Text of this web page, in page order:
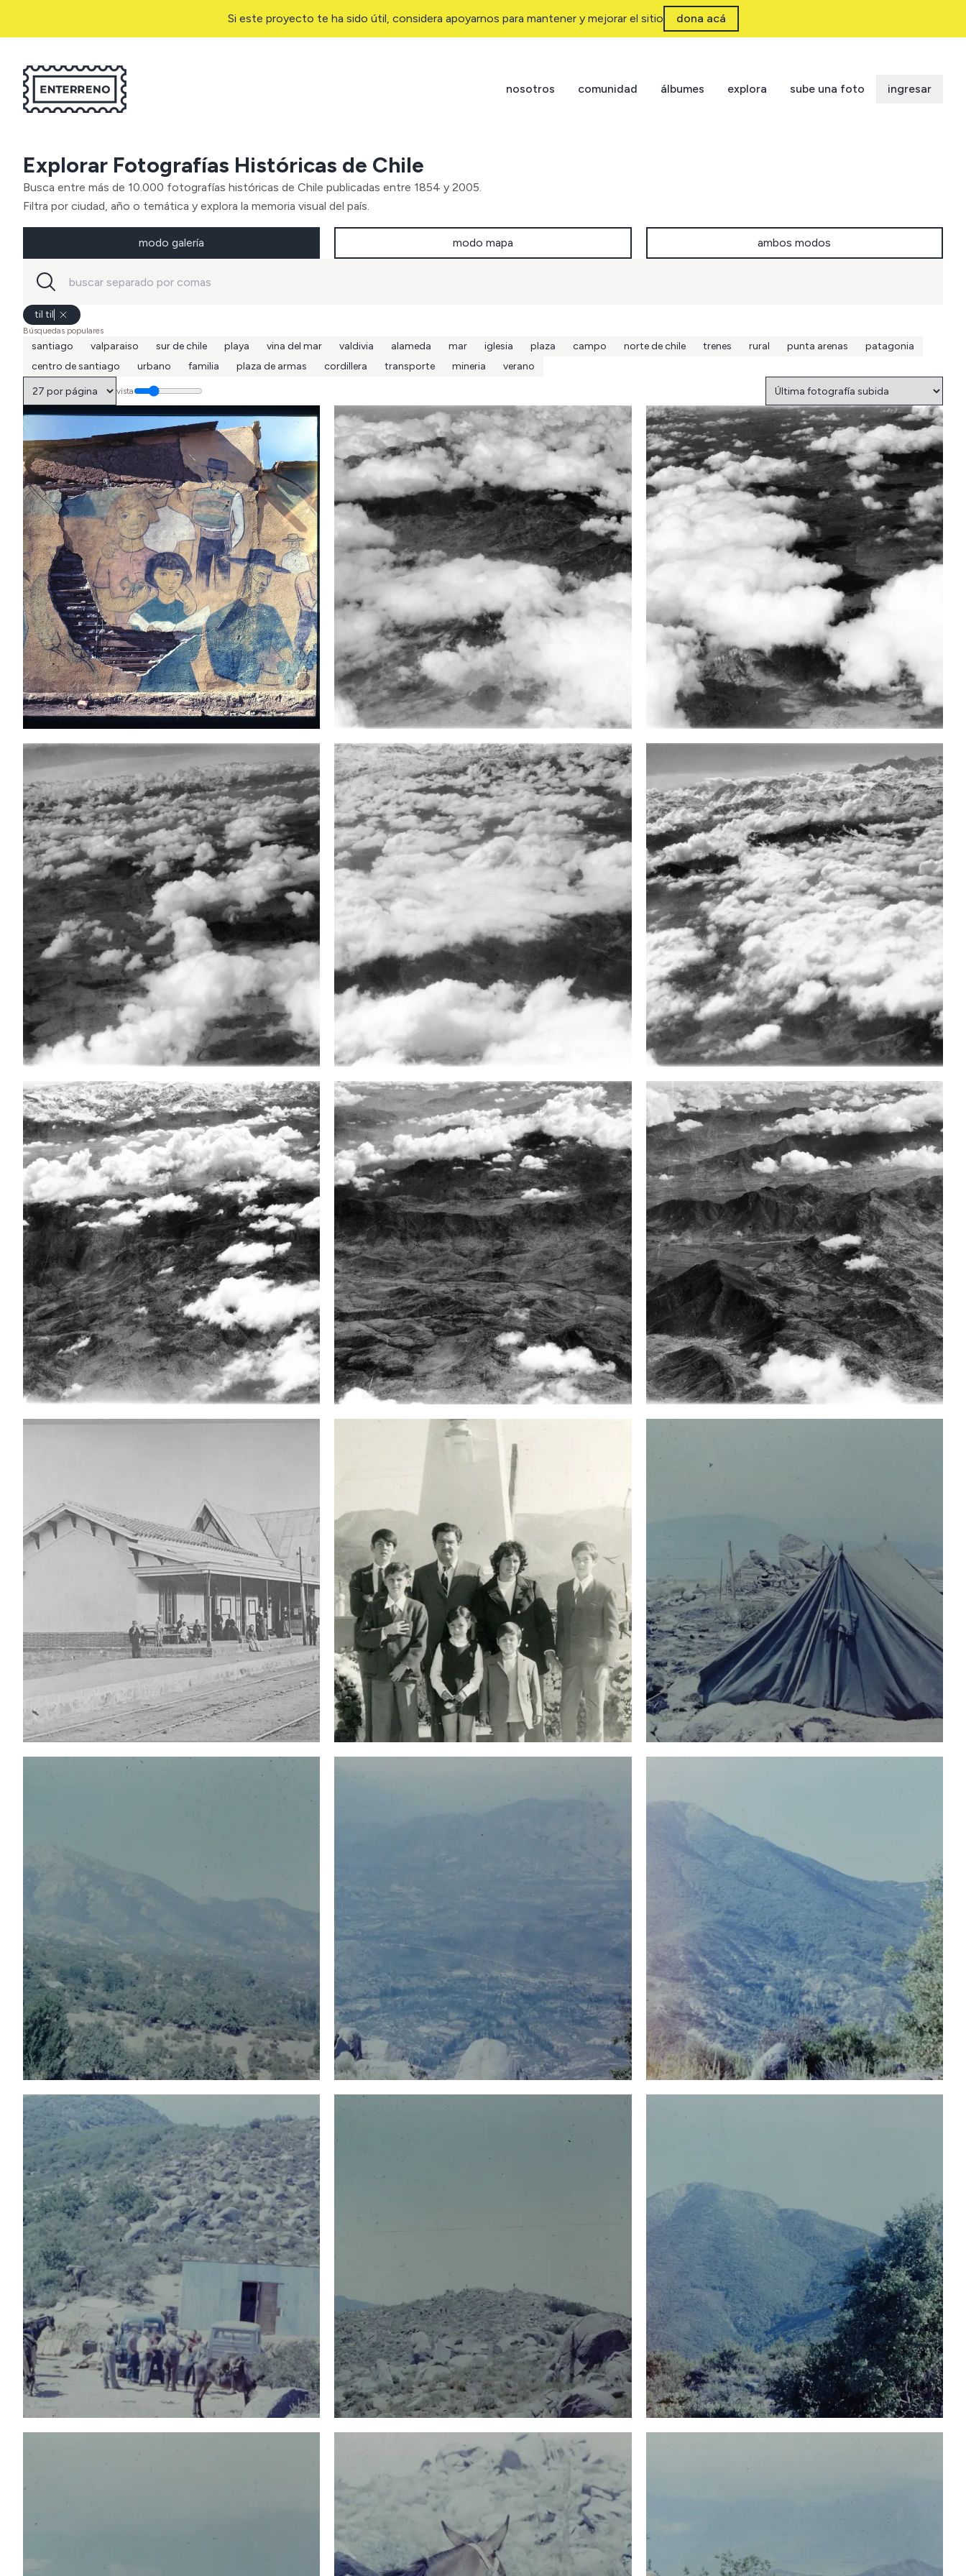
Si este proyecto te ha sido útil, considera apoyarnos para mantener y mejorar el sitio dona acá
nosotros comunidad álbumes explora sube una foto ingresar
Explorar Fotografías Históricas de Chile
Busca entre más de 10.000 fotografías históricas de Chile publicadas entre 1854 y 2005.
Filtra por ciudad, año o temática y explora la memoria visual del país.
modo galería modo mapa ambos modos
til til
Búsquedas populares
santiago valparaiso sur de chile playa vina del mar valdivia alameda mar iglesia plaza campo norte de chile trenes rural punta arenas
patagonia
centro de santiago
urbano familia plaza de armas cordillera transporte mineria verano
vista